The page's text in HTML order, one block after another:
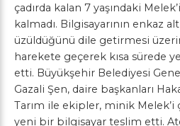
çadırda kalan 7 yaşındaki
kalmadı. Bilgisayarının enkaz
üzüldüğünü dile getirmesi
harekete geçerek kısa sürede
etti. Büyükşehir Belediyesi
Gazali Şen, daire başkanları
Tarım ile ekipler, minik Melek’i
yeni bir bilgisayar teslim etti.